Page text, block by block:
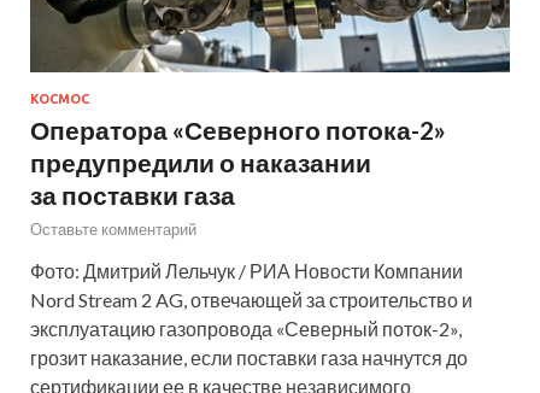
КОСМОС
Оператора «Северного потока-2»
предупредили о наказании
за поставки газа
Оставьте комментарий
Фото: Дмитрий Лельчук / РИА Новости Компании
Nord Stream 2 AG, отвечающей за строительство и
эксплуатацию газопровода «Северный поток-2»,
грозит наказание, если поставки газа начнутся до
сертификации ее в качестве независимого